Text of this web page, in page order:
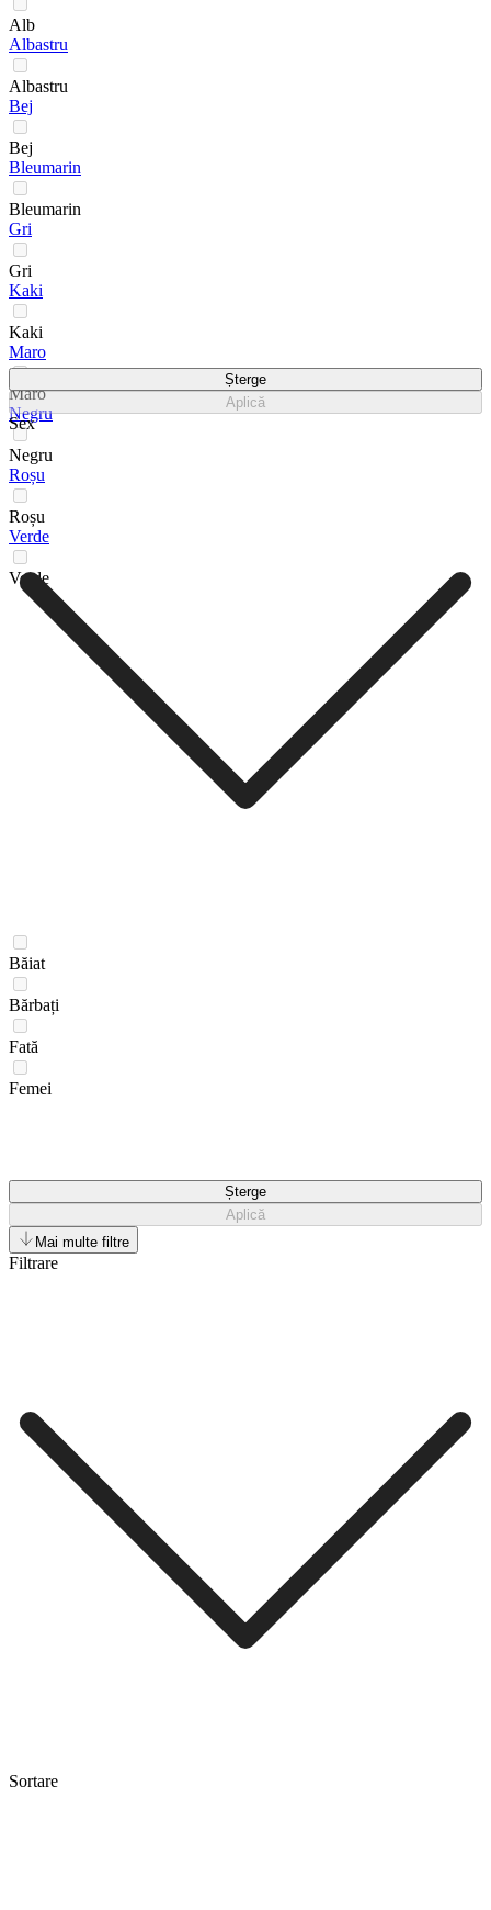
Alb
Albastru
Albastru
Bej
Bej
Bleumarin
Bleumarin
Gri
Gri
Kaki
Kaki
Maro
Maro
Negru
Negru
Roșu
Roșu
Verde
Verde
Șterge
Aplică
Sex
Băiat
Bărbați
Fată
Femei
Șterge
Aplică
Mai multe filtre
Filtrare
Sortare